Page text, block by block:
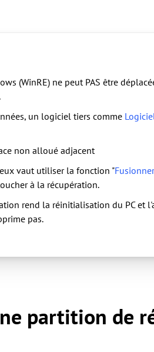
(WinRE) ne peut PAS être
un logiciel tiers comme
non alloué adjacent
vaut utiliser la fonction "
à la récupération.
rend la réinitialisation du PC et
pas.
partition de